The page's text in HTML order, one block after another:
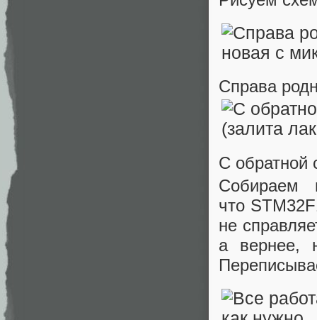
Справа
С обратной
Собираем
что
не
а вернее,